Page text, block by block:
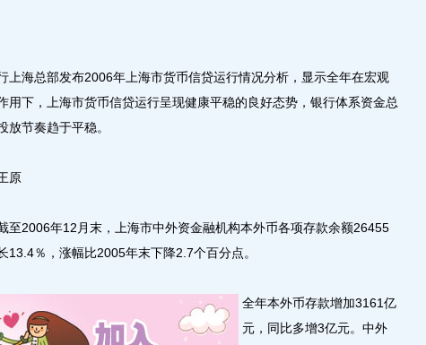
海总部发布2006年上海市货币信贷运行情况分析，显示全年在宏观
用下，上海市货币信贷运行呈现健康平稳的良好态势，银行体系资金总
放节奏趋于平稳。
原
2006年12月末，上海市中外资金融机构本外币各项存款余额26455
13.4％，涨幅比2005年末下降2.7个百分点。
全年本外币存款增加3161亿
元，同比多增3亿元。中外